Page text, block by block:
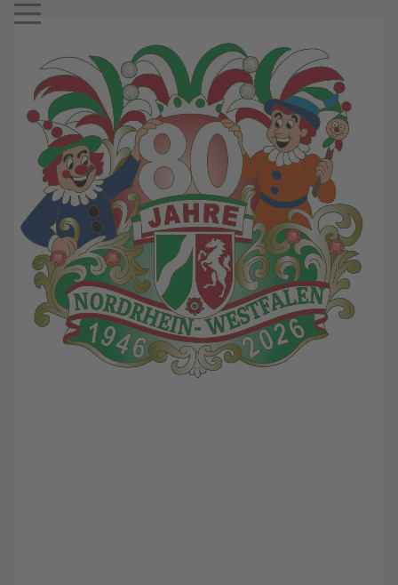
Mobile Menu Toggle